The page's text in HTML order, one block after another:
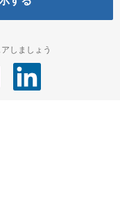
しましょう